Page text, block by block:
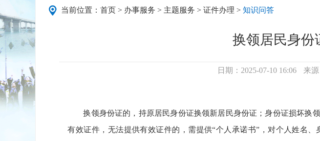
当前位置： 首页 > 办事服务 > 主题服务 > 证件办理 > 知识问答
换领居民身份
日期：2025-07-10 16:06 来
换领身份证的，持原居民身份证换领新居民身份证；身份证损坏换
有效证件，无法提供有效证件的，需提供“个人承诺书”，对个人姓名